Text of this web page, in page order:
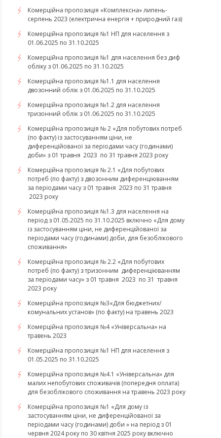
​​​​​​​Комерційна пропозиція «Комплексна» липень-
серпень 2023 (електрична енергія + природний газ)
Комерційна пропозиція №1 НП для населення з
01.06.2025 по 31.10.2025
Комерційна пропозиція №1 для населення без диф
обліку з 01.06.2025 по 31.10.2025
Комерційна пропозиція №1.1 для населення
двозонний облік з 01.06.2025 по 31.10.2025
Комерційна пропозиція №1.2 для населення
тризонний облік з 01.06.2025 по 31.10.2025
Комерційна пропозиція № 2 «Для побутових потреб
(по факту) із застосуванням ціни, не
диференційованої за періодами часу (годинами)
доби» з 01 травня 2023 по 31 травня 2023 року
Комерційна пропозиція № 2.1 «Для побутових
потреб (по факту) з двозонним диференціюванням
за періодами часу з 01 травня 2023 по 31 травня
2023 року
Комерційна пропозиція №1.3 для населення на
період з 01.05.2025 по 31.10.2025 включно «Для дому
із застосуванням ціни, не диференційованої за
періодами часу (годинами) доби, для безоблікового
споживання»
Комерційна пропозиція № 2.2 «Для побутових
потреб (по факту) з тризонним диференціюванням
за періодами часу» з 01 травня 2023 по 31 травня
2023 року
​​​​​​​Комерційна пропозиція №3«Для бюджетних/
комунальних установ» (по факту) на травень 2023
Комерційна пропозиція №4 «Універсальна» на
травень 2023
Комерційна пропозиція №1 НП для населення з
01.05.2025 по 31.10.2025
Комерційна пропозиція №4.1 «Універсальна» для
малих непобутових споживачів (попередня оплата)
для безоблікового споживання на травень 2023 року
Комерційна пропозиція №1 «Для дому із
застосуванням ціни, не диференційованої за
періодами часу (годинами) доби » на період з 01
червня 2024 року по 30 квітня 2025 року включно